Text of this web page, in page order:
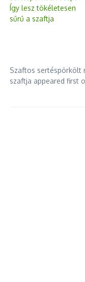
Szaftos sertéspörkölt
szaftja appeared first